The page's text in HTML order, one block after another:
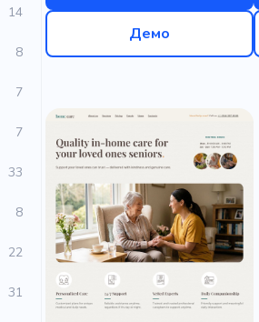
14
8
7
7
33
8
22
31
Демо